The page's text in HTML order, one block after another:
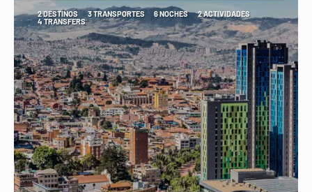
2 DESTINOS 3 TRANSPORTES 6 NOCHES
2 ACTIVIDADES
4 TRANSFERS